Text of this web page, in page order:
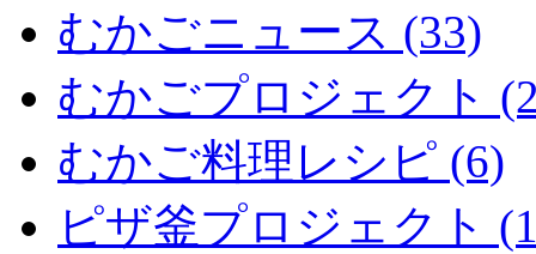
むかごニュース (33)
むかごプロジェクト
むかご料理レシピ (6)
ピザ釜プロジェクト